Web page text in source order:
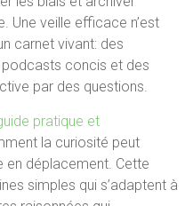
Une veille efficace n’est
carnet vivant: des
concis et des
par des questions.
pratique et
la curiosité peut
en déplacement. Cette
simples qui s’adaptent à